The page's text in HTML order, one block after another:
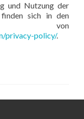
und Nutzung der
sich in den
von
privacy-policy/.